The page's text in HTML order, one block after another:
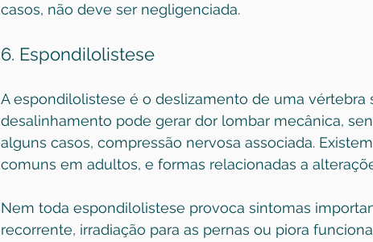
casos, não deve ser negligenciada.
6. Espondilolistese
A espondilolistese é o deslizamento de uma vértebra
desalinhamento pode gerar dor lombar mecânica,
alguns casos, compressão nervosa associada.
comuns em adultos, e formas relacionadas a
Nem toda espondilolistese provoca sintomas
recorrente, irradiação para as pernas ou piora